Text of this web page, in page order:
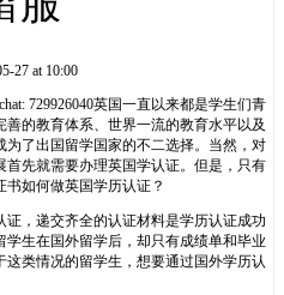
27 at 10:00
729926040英国一直以来都是学生们青
的教育体系、世界一流的教育水平以及
为了出国留学国家的不二选择。当然，对
首先就需要办理英国学认证。但是，只有
如何做英国学历认证？
，递交齐全的认证材料是学历认证成功
生在国外留学后，却只有成绩单和毕业
类情况的留学生，想要通过国外学历认